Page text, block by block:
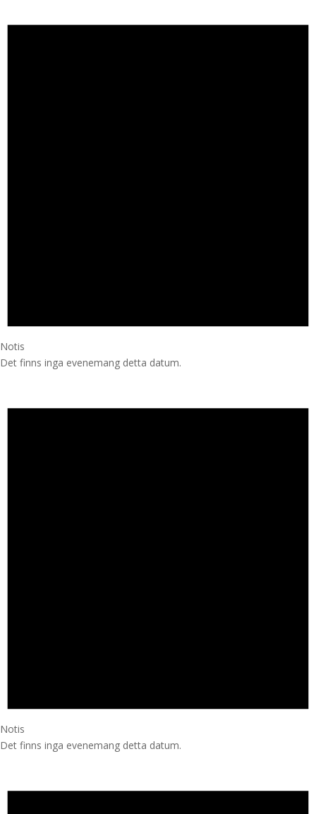
Notis
Det finns inga evenemang detta datum.
Notis
Det finns inga evenemang detta datum.